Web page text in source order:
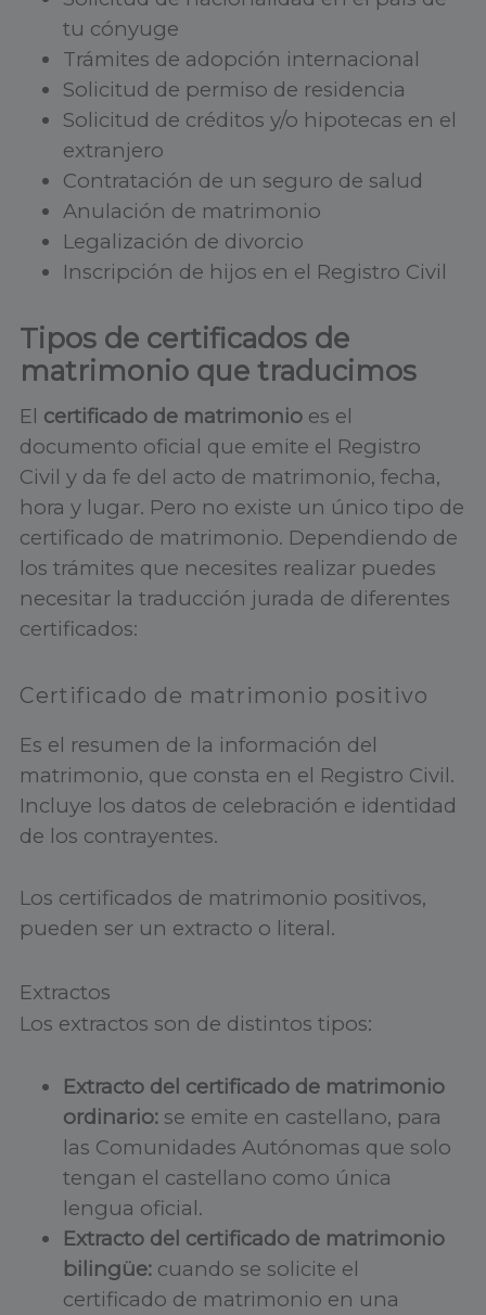
tu cónyuge
Trámites de adopción internacional
Solicitud de permiso de residencia
Solicitud de créditos y/o hipotecas en el
extranjero
Contratación de un seguro de salud
Anulación de matrimonio
Legalización de divorcio
Inscripción de hijos en el Registro Civil
Tipos de certificados de
matrimonio que traducimos
El certificado de matrimonio es el
documento oficial que emite el Registro
Civil y da fe del acto de matrimonio, fecha,
hora y lugar. Pero no existe un único tipo de
certificado de matrimonio. Dependiendo de
los trámites que necesites realizar puedes
necesitar la traducción jurada de diferentes
certificados:
Certificado de matrimonio positivo
Es el resumen de la información del
matrimonio, que consta en el Registro Civil.
Incluye los datos de celebración e identidad
de los contrayentes.
Los certificados de matrimonio positivos,
pueden ser un extracto o literal.
Extractos
Los extractos son de distintos tipos:
Extracto del certificado de matrimonio
ordinario: se emite en castellano, para
las Comunidades Autónomas que solo
tengan el castellano como única
lengua oficial.
Extracto del certificado de matrimonio
bilingüe: cuando se solicite el
certificado de matrimonio en una